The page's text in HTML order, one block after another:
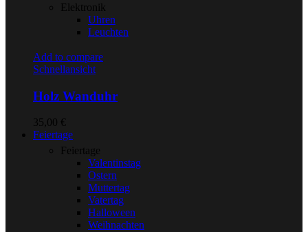
Elektronik
Uhren
Leuchten
Add to compare
Schnellansicht
Holz Wanduhr
35,00 €
Feiertage
Feiertage
Valentinstag
Ostern
Muttertag
Vatertag
Halloween
Weihnachten